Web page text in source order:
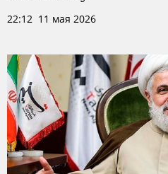
22:12 11 мая 2026